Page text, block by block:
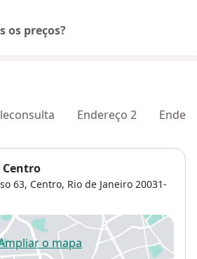
os preços?
Endereço 2
63, Centro, Rio de Janeiro 20031-
o mapa
abre num novo separador